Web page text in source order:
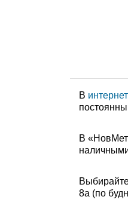
В
В
8а (по